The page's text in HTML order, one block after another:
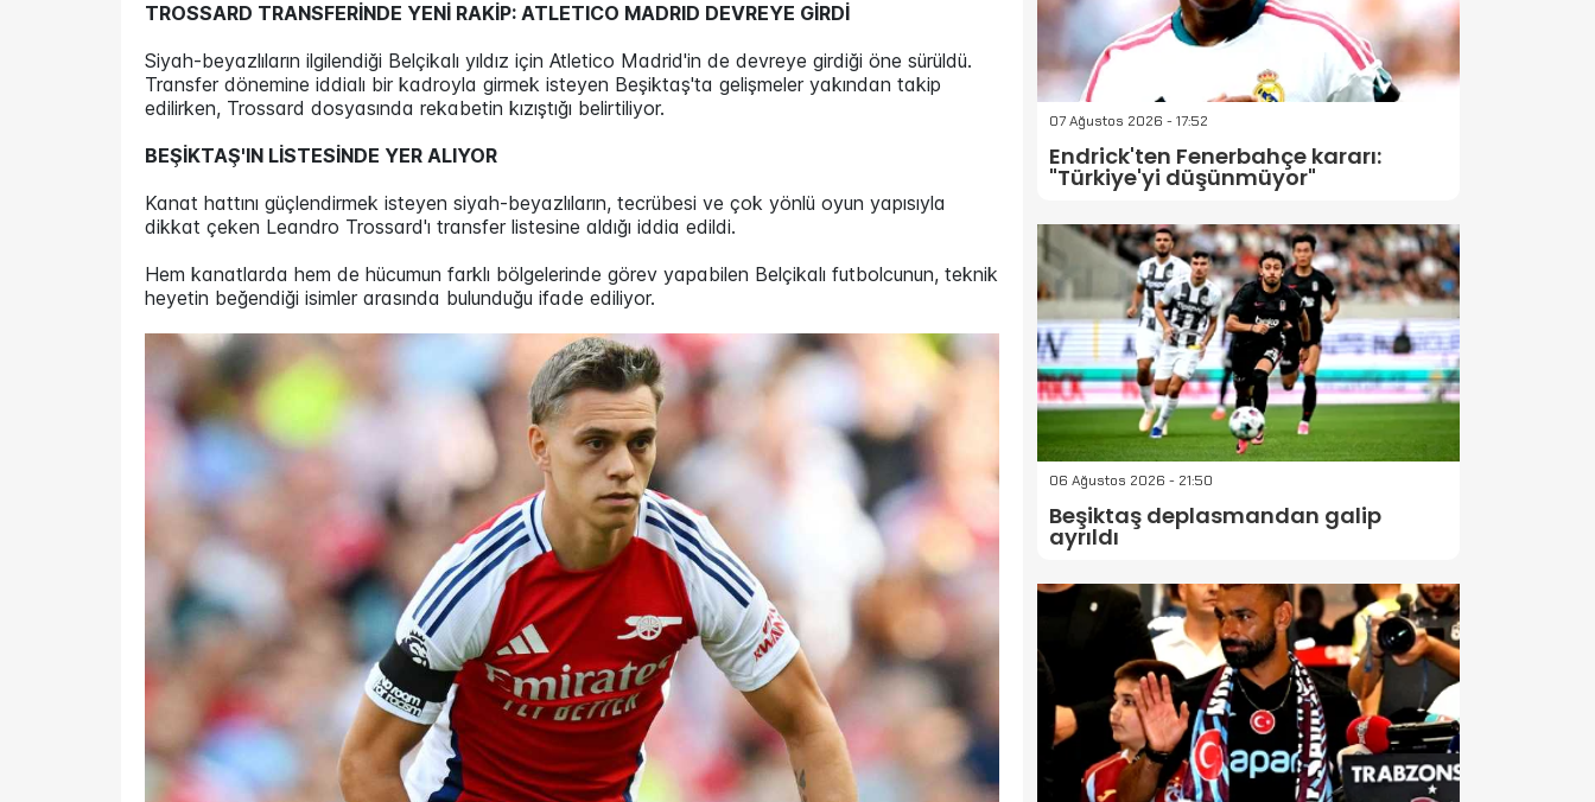
TROSSARD TRANSFERİNDE YENİ RAKİP: ATLETICO MADRID DEVREYE GİRDİ
Siyah-beyazlıların ilgilendiği Belçikalı yıldız için Atletico Madrid'in de devreye girdiği öne sürüldü.
Transfer dönemine iddialı bir kadroyla girmek isteyen Beşiktaş'ta gelişmeler yakından takip
edilirken, Trossard dosyasında rekabetin kızıştığı belirtiliyor.
BEŞİKTAŞ'IN LİSTESİNDE YER ALIYOR
Kanat hattını güçlendirmek isteyen siyah-beyazlıların, tecrübesi ve çok yönlü oyun yapısıyla
dikkat çeken Leandro Trossard'ı transfer listesine aldığı iddia edildi.
Hem kanatlarda hem de hücumun farklı bölgelerinde görev yapabilen Belçikalı futbolcunun, teknik
heyetin beğendiği isimler arasında bulunduğu ifade ediliyor.
07 Ağustos 2026 - 17:52
Endrick'ten Fenerbahçe kararı:
"Türkiye'yi düşünmüyor"
06 Ağustos 2026 - 21:50
Beşiktaş deplasmandan galip
ayrıldı